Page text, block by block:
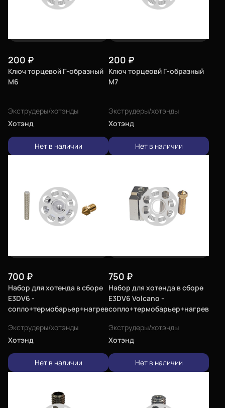
200 ₽
Ключ торцевой Г-образный
М6
Экструдеры/хотэнды
Хотэнд
Нет в наличии
200 ₽
Ключ торцеовй Г-образный
М7
Экструдеры/хотэнды
Хотэнд
Нет в наличии
700 ₽
Набор для хотенда в сборе
E3DV6 -
сопло+термобарьер+нагревательный
Экструдеры/хотэнды
Хотэнд
Нет в наличии
750 ₽
Набор для хотенда в сборе
E3DV6 Volcano -
Экструдеры/хотэнды
Хотэнд
Нет в наличии